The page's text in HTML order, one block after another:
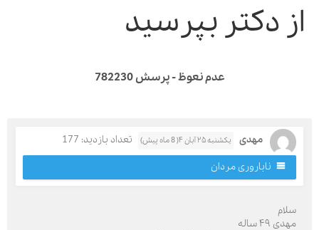
دکتر بپرسید
عدم نعوظ - پرسش 782230
مهدی یکشنبه ۲۵ آبان ۴( 8 ماه پیش)
تعداد بازدید: 177
ناباروری مردان